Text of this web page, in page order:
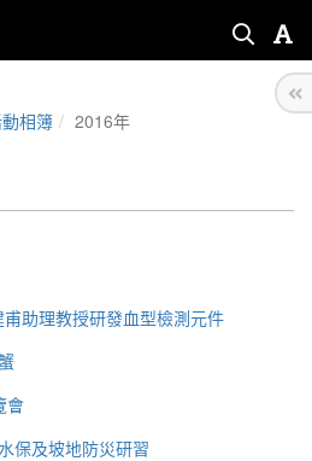
相簿 2016年
助理教授研發血型檢測元件
會
保及坡地防災研習